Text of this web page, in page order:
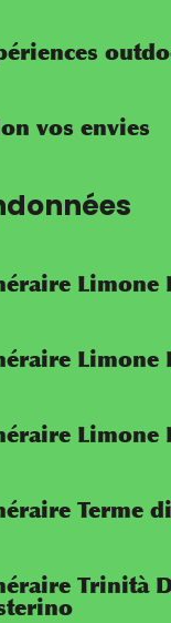
vos envies
Limone
Limone
Limone
Terme
Trinità
Menton